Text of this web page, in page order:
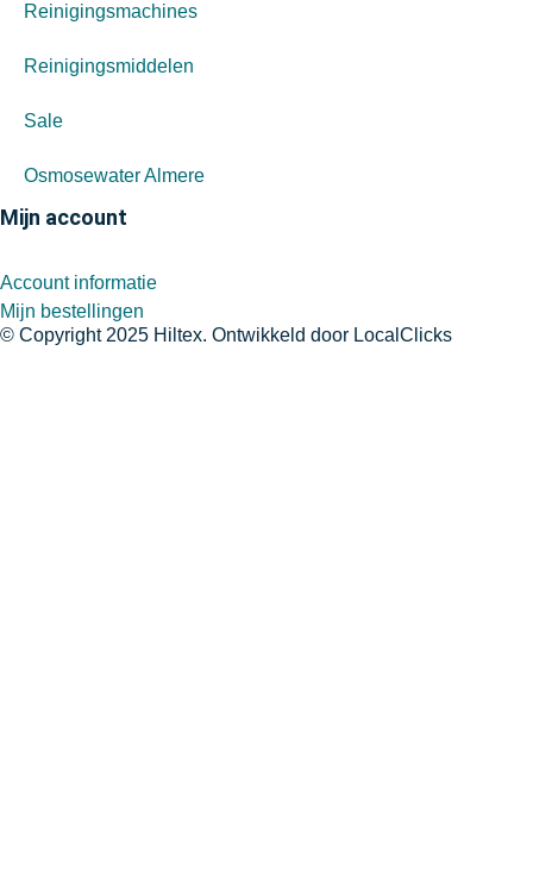
Reinigingsmachines
Reinigingsmiddelen
Sale
Osmosewater Almere
Mijn account
Account informatie
Mijn bestellingen
© Copyright 2025 Hiltex. Ontwikkeld door LocalClicks